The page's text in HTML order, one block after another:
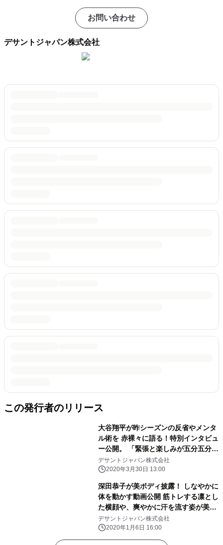
お問い合わせ
デサントジャパン株式会社
この発行者のリリース
大谷翔平が昨シーズンの反省やメンタ
ル術を 赤裸々に語る！特別インタビュ
ー公開。 「緊張と楽しみが五分五分で
釣り合うように試合に臨む」 アンダー
ウェア『RELAXFIT SHIRT』新発売
デサントジャパン株式会社
2020年3月30日 13:00
深田恭子が美ボディ披露！ しなやかに
体を動かす動画公開 筋トレする凛とし
た横顔や、爽やかに汗を流す姿が美し
すぎる。
デサントジャパン株式会社
2020年1月6日 16:00